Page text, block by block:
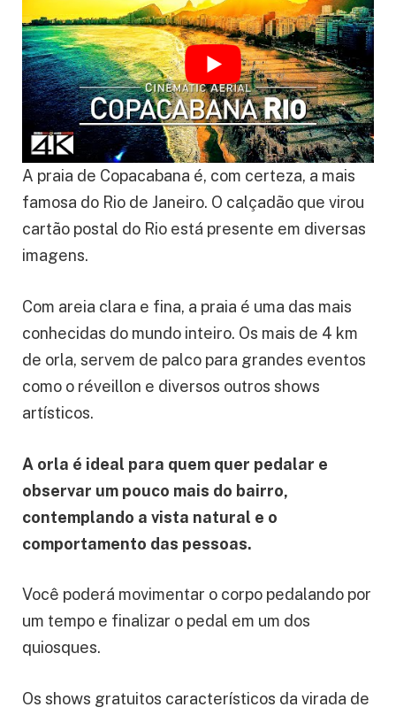
A praia de Copacabana é, com certeza, a mais
famosa do Rio de Janeiro. O calçadão que virou
cartão postal do Rio está presente em diversas
imagens.
Com areia clara e fina, a praia é uma das mais
conhecidas do mundo inteiro. Os mais de 4 km
de orla, servem de palco para grandes eventos
como o réveillon e diversos outros shows
artísticos.
A orla é ideal para quem quer pedalar e
observar um pouco mais do bairro,
contemplando a vista natural e o
comportamento das pessoas.
Você poderá movimentar o corpo pedalando por
um tempo e finalizar o pedal em um dos
quiosques.
Os shows gratuitos característicos da virada de